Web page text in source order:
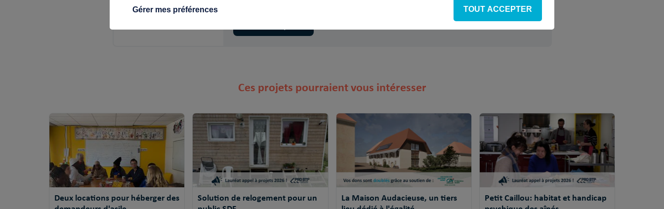
Ces projets pourraient vous intéresser
Deux locations pour héberger des
Solution de relogement pour un
La Maison Audacieuse, un tiers
Petit Caillou: habitat et handicap
TOUT ACCEPTER
Gérer mes préférences